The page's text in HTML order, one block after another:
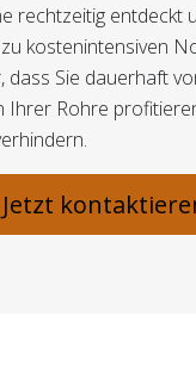
rechtzeitig entdeckt
kostenintensiven
dass Sie dauerhaft
Ihrer Rohre
Jetzt